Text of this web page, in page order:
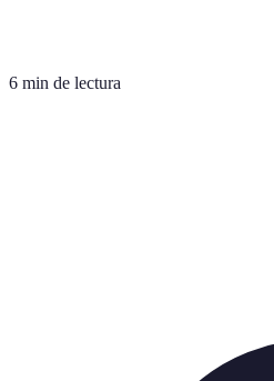
6 min de lectura